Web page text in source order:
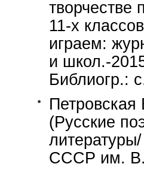
творчестве
11-х
играем:
и школ.-
Библиогр.:
(Русские
СССР им.